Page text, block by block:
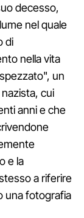
decesso,
nel quale
di
nella vita
un
cui
anni e che
e la
a riferire
una fotografia